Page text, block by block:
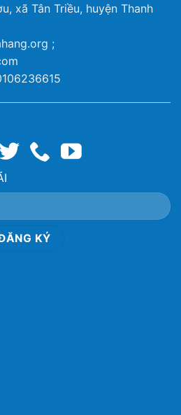
xã Tân Triều, huyện Thanh
;